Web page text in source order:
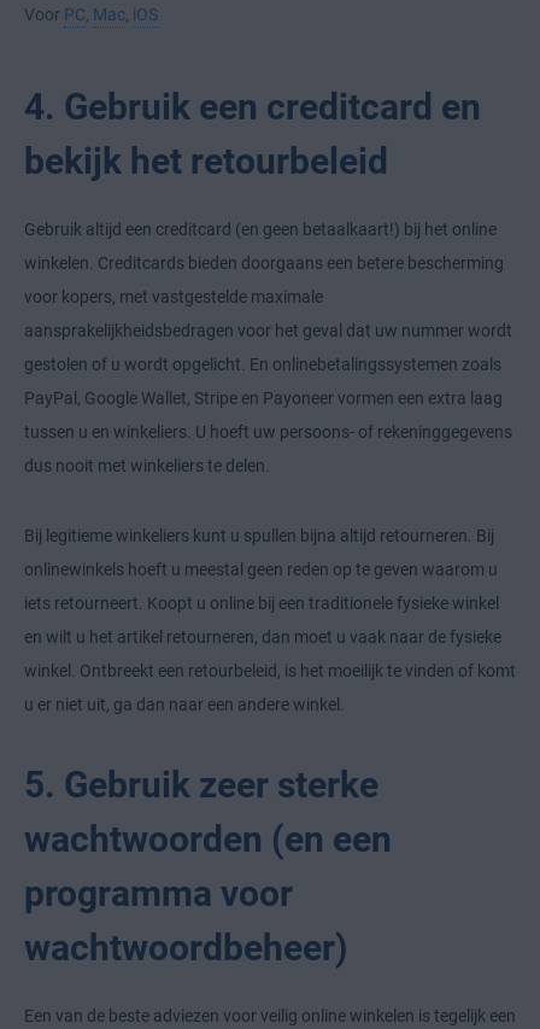
Voor PC Mac iOS
4. Gebruik een creditcard en
bekijk het retourbeleid
Gebruik altijd een creditcard (en geen betaalkaart!) bij het online
winkelen. Creditcards bieden doorgaans een betere bescherming
voor kopers, met vastgestelde maximale
aansprakelijkheidsbedragen voor het geval dat uw nummer wordt
gestolen of u wordt opgelicht. En onlinebetalingssystemen zoals
PayPal, Google Wallet, Stripe en Payoneer vormen een extra laag
tussen u en winkeliers. U hoeft uw persoons- of rekeninggegevens
dus nooit met winkeliers te delen.
Bij legitieme winkeliers kunt u spullen bijna altijd retourneren. Bij
onlinewinkels hoeft u meestal geen reden op te geven waarom u
iets retourneert. Koopt u online bij een traditionele fysieke winkel
en wilt u het artikel retourneren, dan moet u vaak naar de fysieke
winkel. Ontbreekt een retourbeleid, is het moeilijk te vinden of komt
u er niet uit, ga dan naar een andere winkel.
5. Gebruik zeer sterke
wachtwoorden (en een
programma voor
wachtwoordbeheer)
Een van de beste adviezen voor veilig online winkelen is tegelijk een